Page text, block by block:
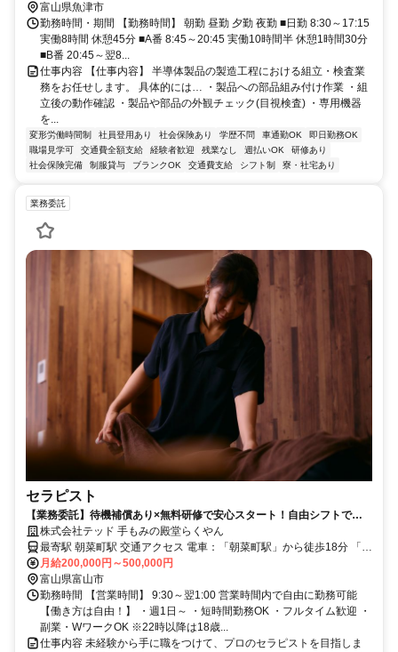
富山県魚津市
勤務時間・期間 【勤務時間】 朝勤 昼勤 夕勤 夜勤 ■日勤 8:30～17:15
実働8時間 休憩45分 ■A番 8:45～20:45 実働10時間半 休憩1時間30分
■B番 20:45～翌8...
仕事内容 【仕事内容】 半導体製品の製造工程における組立・検査業
務をお任せします。 具体的には… ・製品への部品組み付け作業 ・組
立後の動作確認 ・製品や部品の外観チェック(目視検査) ・専用機器
を...
変形労働時間制 社員登用あり 社会保険あり 学歴不問 車通勤OK
即日勤務OK
職場見学可
交通費全額支給 経験者歓迎 残業なし 週払いOK
研修あり
社会保険完備
制服貸与 ブランクOK 交通費支給 シフト制 寮・社宅あり
業務委託
セラピスト
【業務委託】待機補償あり×無料研修で安心スタート！自由シフトで
「稼ぎ」も「休み」も自分流に。
株式会社テッド 手もみの殿堂らくやん
最寄駅 朝菜町駅 交通アクセス 電車：「朝菜町駅」から徒歩18分 「南
富山駅」から徒歩20分 ※無料駐車場あり、車・バイク通勤が便利で
す。
月給200,000円～500,000円
富山県富山市
勤務時間 【営業時間】 9:30～翌1:00 営業時間内で自由に勤務可能
【働き方は自由！】 ・週1日～ ・短時間勤務OK ・フルタイム歓迎 ・
副業・WワークOK ※22時以降は18歳...
仕事内容 未経験から手に職をつけて、プロのセラピストを目指しま